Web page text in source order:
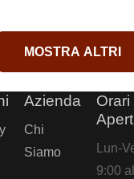
MOSTRA ALTRI
Azienda
Chi
Siamo
Orari
Lun-
9:00